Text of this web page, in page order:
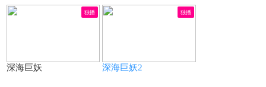
独播
深海巨妖
独播
深海巨妖2